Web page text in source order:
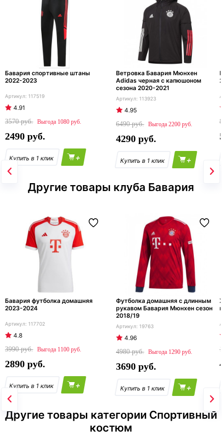
Бавария спортивные штаны
2022-2023
117519
4.91
3570
1080
2490
+
Ветровка Бавария Мюнхен
Adidas черная с капюшоном
сезона 2020-2021
113923
4.95
6490
2200
4290
+
Другие товары клуба Бавария
Бавария футболка домашняя
2023-2024
117702
4.8
3990
1100
2890
+
Футболка домашняя с длинным
рукавом Бавария Мюнхен сезон
2018/19
19763
4.96
4980
1290
3690
+
Другие товары категории Спортивный
костюм